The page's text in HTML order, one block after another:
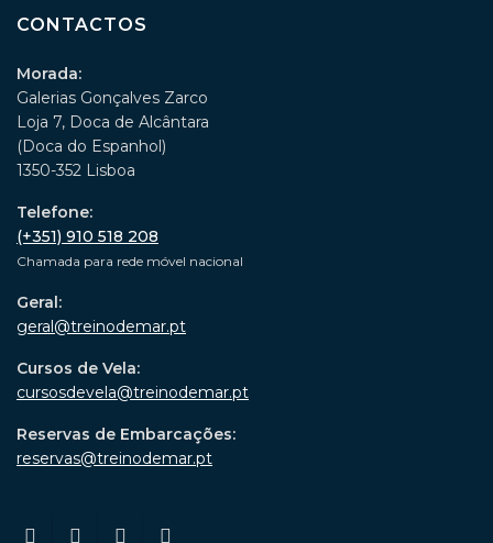
CONTACTOS
Morada:
Galerias Gonçalves Zarco
Loja 7, Doca de Alcântara
(Doca do Espanhol)
1350-352 Lisboa
Telefone:
(+351) 910 518 208
Chamada para rede móvel nacional
Geral:
geral@treinodemar.pt
Cursos de Vela:
cursosdevela@treinodemar.pt
Reservas de Embarcações:
reservas@treinodemar.pt